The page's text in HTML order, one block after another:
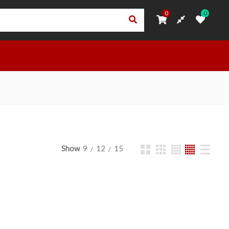
0 0
0 0
Show 9 12 15